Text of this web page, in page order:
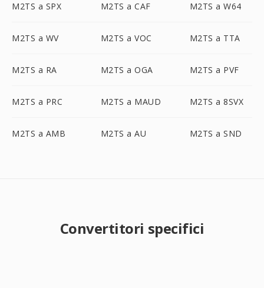
M2TS a SPX M2TS a CAF M2TS a W64
M2TS a WV M2TS a VOC M2TS a TTA
M2TS a RA M2TS a OGA M2TS a PVF
M2TS a PRC M2TS a MAUD M2TS a 8SVX
M2TS a AMB M2TS a AU M2TS a SND
Convertitori specifici